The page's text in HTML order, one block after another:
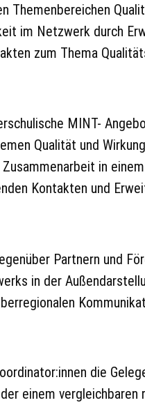
Themenbereichen
im Netzwerk durch
zum Thema
MINT-
Qualität und
in
Kontakten und
Partnern und
in der
die
einem